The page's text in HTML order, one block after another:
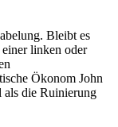
Bleibt es
linken oder
Ökonom John
als die Ruinierung